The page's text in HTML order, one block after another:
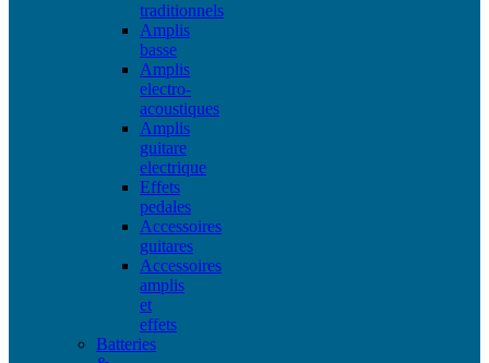
traditionnels
Amplis
basse
Amplis
electro-
acoustiques
Amplis
guitare
electrique
Effets
pedales
Accessoires
guitares
Accessoires
amplis
et
effets
Batteries